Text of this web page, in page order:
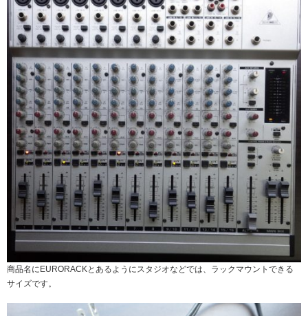
商品名にEURORACKとあるようにスタジオなどでは、ラックマウントできる
サイズです。